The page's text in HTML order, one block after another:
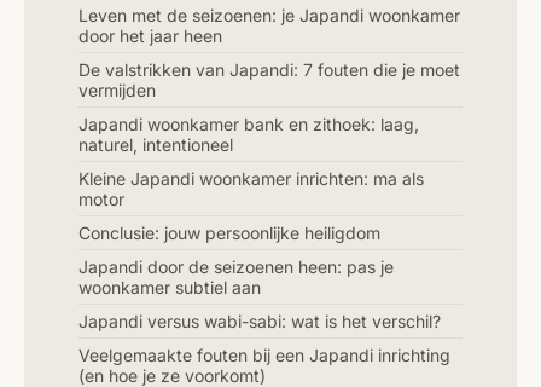
Leven met de seizoenen: je Japandi woonkamer
door het jaar heen
De valstrikken van Japandi: 7 fouten die je moet
vermijden
Japandi woonkamer bank en zithoek: laag,
naturel, intentioneel
Kleine Japandi woonkamer inrichten: ma als
motor
Conclusie: jouw persoonlijke heiligdom
Japandi door de seizoenen heen: pas je
woonkamer subtiel aan
Japandi versus wabi-sabi: wat is het verschil?
Veelgemaakte fouten bij een Japandi inrichting
(en hoe je ze voorkomt)